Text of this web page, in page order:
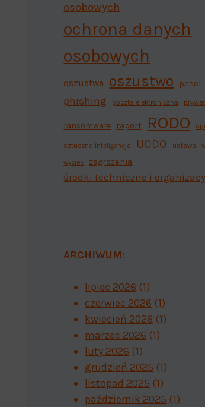
osobowych
ochrona danych
osobowych
oszustwa oszustwo pesel
phishing poczta elektroniczna
ransomware raport RODO
sztuczna inteligencja UODO ustawa
wyciek
zagrożenia
środki techniczne i
ARCHIWUM:
lipiec 2026 (1)
czerwiec 2026 (1)
kwiecień 2026 (1)
marzec 2026 (1)
luty 2026 (1)
grudzień 2025 (1)
listopad 2025 (1)
październik 2025 (1)